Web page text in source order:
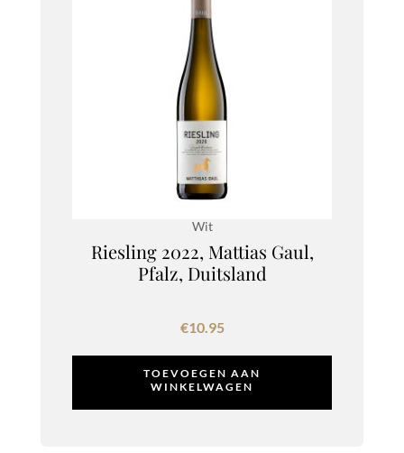
Wit
Riesling 2022, Mattias Gaul,
Pfalz, Duitsland
€10.95
TOEVOEGEN AAN
WINKELWAGEN